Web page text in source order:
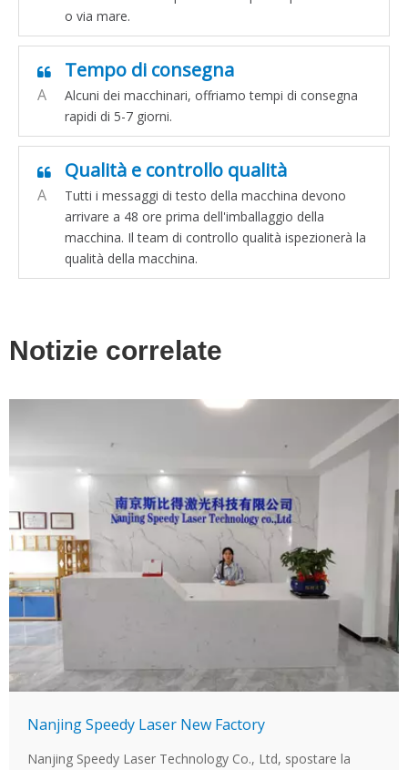
o via mare.
Tempo di consegna
A
Alcuni dei macchinari, offriamo tempi di consegna
rapidi di 5-7 giorni.
Qualità e controllo qualità
A
Tutti i messaggi di testo della macchina devono
arrivare a 48 ore prima dell'imballaggio della
macchina. Il team di controllo qualità ispezionerà la
qualità della macchina.
Notizie correlate
Nanjing Speedy Laser New Factory
Nanjing Speedy Laser Technology Co., Ltd, spostare la